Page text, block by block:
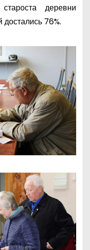
деревни
76%.